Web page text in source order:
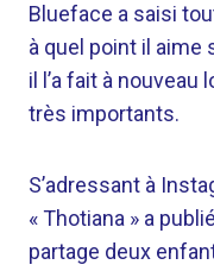
Blueface a saisi
à quel point il aime
il l’a fait à nouveau
très importants.
S’adressant à
« Thotiana » a
partage deux